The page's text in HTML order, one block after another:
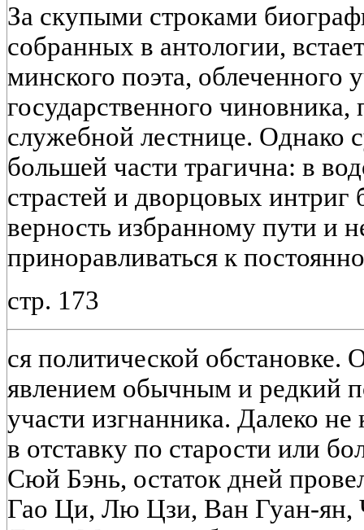
За скупыми строками
собранных в антологии,
минского поэта, облеченного
государственного
служебной лестнице. Однако
большей части трагична: в
страстей и дворцовых
верность избранному пути и
приноравливаться к
стр. 173
ся политической обстановке.
явлением обычным и редкий
участи изгнанника. Далеко
в отставку по старости или
Сюй Бэнь, остаток дней
Гао Ци, Лю Цзи, Ван Гуан-